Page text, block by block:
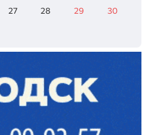
27 28 29
30